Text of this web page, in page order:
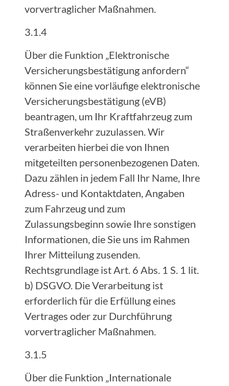
vorvertraglicher Maßnahmen.
3.1.4
Über die Funktion „Elektronische
Versicherungsbestätigung anfordern“
können Sie eine vorläufige elektronische
Versicherungsbestätigung (eVB)
beantragen, um Ihr Kraftfahrzeug zum
Straßenverkehr zuzulassen. Wir
verarbeiten hierbei die von Ihnen
mitgeteilten personenbezogenen Daten.
Dazu zählen in jedem Fall Ihr Name, Ihre
Adress- und Kontaktdaten, Angaben
zum Fahrzeug und zum
Zulassungsbeginn sowie Ihre sonstigen
Informationen, die Sie uns im Rahmen
Ihrer Mitteilung zusenden.
Rechtsgrundlage ist Art. 6 Abs. 1 S. 1 lit.
b) DSGVO. Die Verarbeitung ist
erforderlich für die Erfüllung eines
Vertrages oder zur Durchführung
vorvertraglicher Maßnahmen.
3.1.5
Über die Funktion „Internationale